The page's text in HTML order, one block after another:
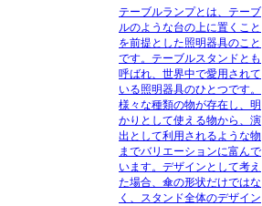
テーブルランプとは、テーブ
ルのような台の上に置くこと
を前提とした照明器具のこと
です。テーブルスタンドとも
呼ばれ、世界中で愛用されて
いる照明器具のひとつです。
様々な種類の物が存在し、明
かりとして使える物から、演
出として利用されるような物
までバリエーションに富んで
います。デザインとして考え
た場合、傘の形状だけではな
く、スタンド全体のデザイン